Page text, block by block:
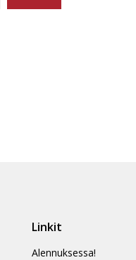
Linkit
Alennuksessa!